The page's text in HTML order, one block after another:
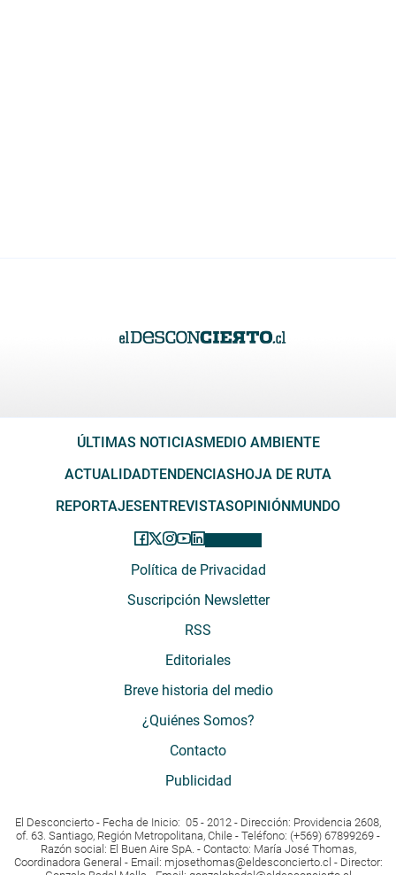
ÚLTIMAS NOTICIAS MEDIO AMBIENTE
ACTUALIDADTENDENCIAS HOJA DE RUTA
REPORTAJES ENTREVISTASOPINIÓN MUNDO
Política de Privacidad
Suscripción Newsletter
RSS
Editoriales
Breve historia del medio
¿Quiénes Somos?
Contacto
Publicidad
El Desconcierto - Fecha de Inicio: 05 - 2012 - Dirección: Providencia 2608,
of. 63. Santiago, Región Metropolitana, Chile - Teléfono: (+569) 67899269 -
Razón social: El Buen Aire SpA. - Contacto: María José Thomas,
Coordinadora General - Email: mjosethomas@eldesconcierto.cl - Director: